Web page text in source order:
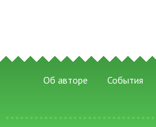
Об авторе События